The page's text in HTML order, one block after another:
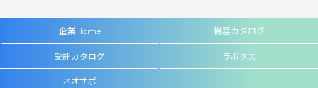
企業Home 機器カタログ
受託カタログ ラボタス
ネオサポ